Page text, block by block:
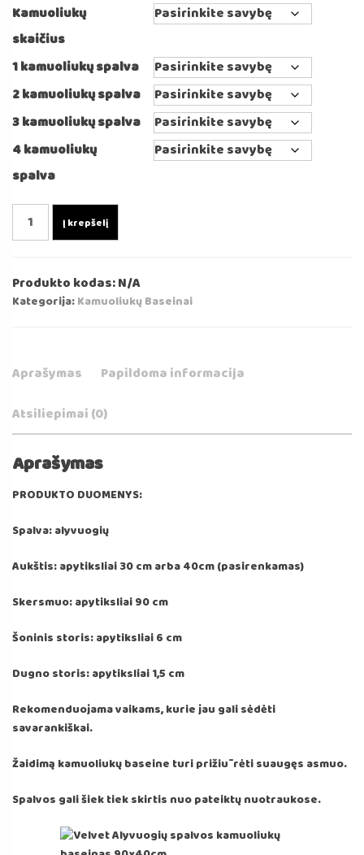
Kamuoliukų
skaičius
1 kamuoliukų spalva
2 kamuoliukų spalva
3 kamuoliukų spalva
4 kamuoliukų
spalva
produkto
kiekis:
Spalvos
Kamuoliukų
Į krepšelį
Produkto kodas:N/A
Kategorija:Kamuoliukų Baseinai
Aprašymas
Papildoma informacija
Atsiliepimai (0)
Aprašymas
PRODUKTO DUOMENYS:
Spalva: alyvuogių
Aukštis: apytiksliai 30 cm arba 40cm (pasirenkamas)
Skersmuo: apytiksliai 90 cm
Šoninis storis: apytiksliai 6 cm
Dugno storis: apytiksliai 1,5 cm
Rekomenduojama vaikams, kurie jau gali sėdėti
savarankiškai.
Žaidimą kamuoliukų baseine turi prižiūrėti suaugęs asmuo.
Spalvos gali šiek tiek skirtis nuo pateiktų nuotraukose.